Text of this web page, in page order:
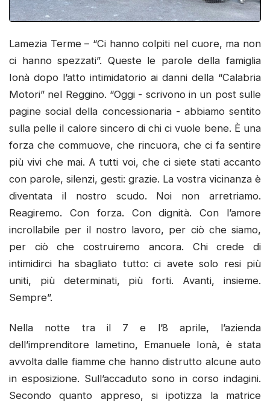
Lamezia Terme – “Ci hanno colpiti nel cuore, ma non
ci hanno spezzati”. Queste le parole della famiglia
Ionà dopo l’atto intimidatorio ai danni della “Calabria
Motori” nel Reggino. “Oggi - scrivono in un post sulle
pagine social della concessionaria - abbiamo sentito
sulla pelle il calore sincero di chi ci vuole bene. È una
forza che commuove, che rincuora, che ci fa sentire
più vivi che mai. A tutti voi, che ci siete stati accanto
con parole, silenzi, gesti: grazie. La vostra vicinanza è
diventata il nostro scudo. Noi non arretriamo.
Reagiremo. Con forza. Con dignità. Con l’amore
incrollabile per il nostro lavoro, per ciò che siamo,
per ciò che costruiremo ancora. Chi crede di
intimidirci ha sbagliato tutto: ci avete solo resi più
uniti, più determinati, più forti. Avanti, insieme.
Sempre”.
Nella notte tra il 7 e l’8 aprile, l’azienda
dell’imprenditore lametino, Emanuele Ionà, è stata
avvolta dalle fiamme che hanno distrutto alcune auto
in esposizione. Sull’accaduto sono in corso indagini.
Secondo quanto appreso, si ipotizza la matrice